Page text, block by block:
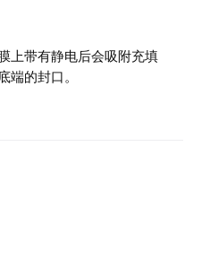
上带有静电后会吸附充填
的封口。